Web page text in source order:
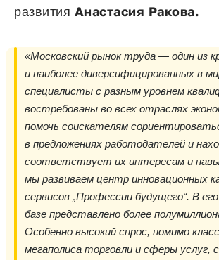
развития Анастасия Ракова.
«Московский рынок труда — один из
и наиболее диверсифицированных в
специалисты с разным уровнем
востребованы во всех отраслях
помочь соискателям
в предложениях работодателей и
соответствует их интересам и
мы развиваем центр инновационных
сервисов „Профессии будущего“. В
базе представлено более
Особенно высокий спрос, помимо
мегаполиса торговли и сферы услуг,